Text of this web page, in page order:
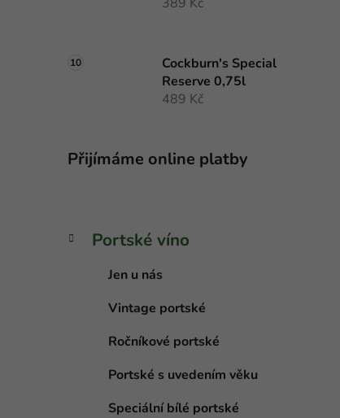
Cockburn's Special
Reserve 0,75l
489 Kč
Přijímáme online platby
Přeskočit
kategorie
K
a
Portské víno
Jen u nás
Vintage portské
Ročníkové portské
Portské s uvedením věku
Speciální bílé portské